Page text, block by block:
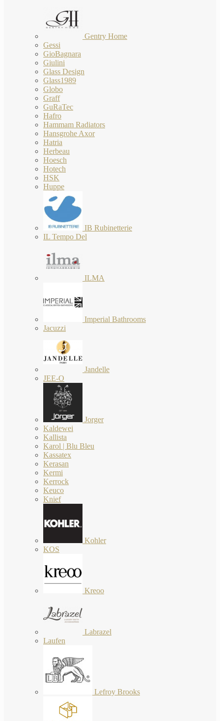
Gentry Home
Gessi
GioBagnara
Giulini
Glass Design
Glass1989
Globo
Graff
GuRaTec
Hafro
Hammam Radiators
Hansgrohe Axor
Hatria
Herbeau
Hoesch
Hotech
HSK
Huppe
IB Rubinetterie
IL Tempo Del
ILMA
Imperial Bathrooms
Jacuzzi
Jandelle
JEE-O
Jorger
Kaldewei
Kallista
Karol | Blu Bleu
Kassatex
Kerasan
Kermi
Kerrock
Keuco
Knief
Kohler
KOS
Kreoo
Labrazel
Laufen
Lefroy Brooks